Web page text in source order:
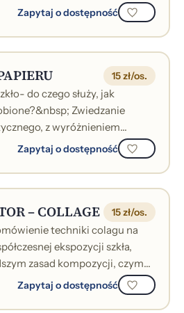
na temat tego, czym się
Zapytaj o dostępność
15 zł/os.
do czego służy, jak
Zwiedzanie
z wyróżnieniem
oraz przybliżenie techn...
Zapytaj o dostępność
– COLLAGE 15 zł/os.
techniki colagu na
ekspozycji szkła,
zasad kompozycji, czym
Zapytaj o dostępność